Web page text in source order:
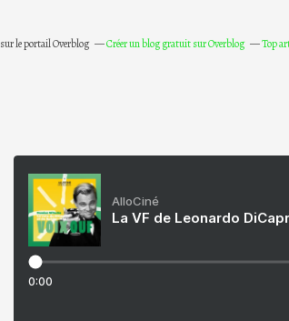
sur le portail Overblog Créer un blog gratuit sur Overblog Top
AlloCiné
La VF de Leonardo
0:00